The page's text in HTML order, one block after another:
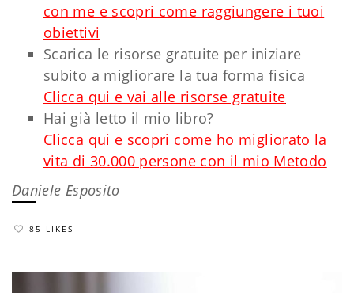
con me e scopri come raggiungere i tuoi
obiettivi
Scarica le risorse gratuite per iniziare
subito a migliorare la tua forma fisica
Clicca qui e vai alle risorse gratuite
Hai già letto il mio libro?
Clicca qui e scopri come ho migliorato la
vita di 30.000 persone con il mio Metodo
Daniele Esposito
85 LIKES